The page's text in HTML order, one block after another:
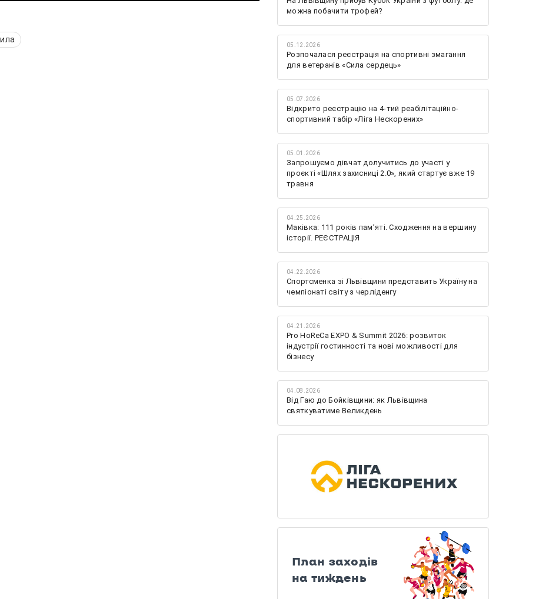
можна побачити трофей?
05.12.2026
Розпочалася реєстрація на спортивні змагання
для ветеранів «Сила сердець»
05.07.2026
Відкрито реєстрацію на 4-тий реабілітаційно-
спортивний табір «Ліга Нескорених»
05.01.2026
Запрошуємо дівчат долучитись до участі у
проєкті «Шлях захисниці 2.0», який стартує вже 19
травня
04.25.2026
Маківка: 111 років пам’яті. Сходження на вершину
історії. РЕЄСТРАЦІЯ
04.22.2026
Спортсменка зі Львівщини представить Україну на
чемпіонаті світу з черліденгу
04.21.2026
Pro HoReCa EXPO & Summit 2026: розвиток
індустрії гостинності та нові можливості для
бізнесу
04.08.2026
Від Гаю до Бойківщини: як Львівщина
святкуватиме Великдень
План заходів
на тиждень